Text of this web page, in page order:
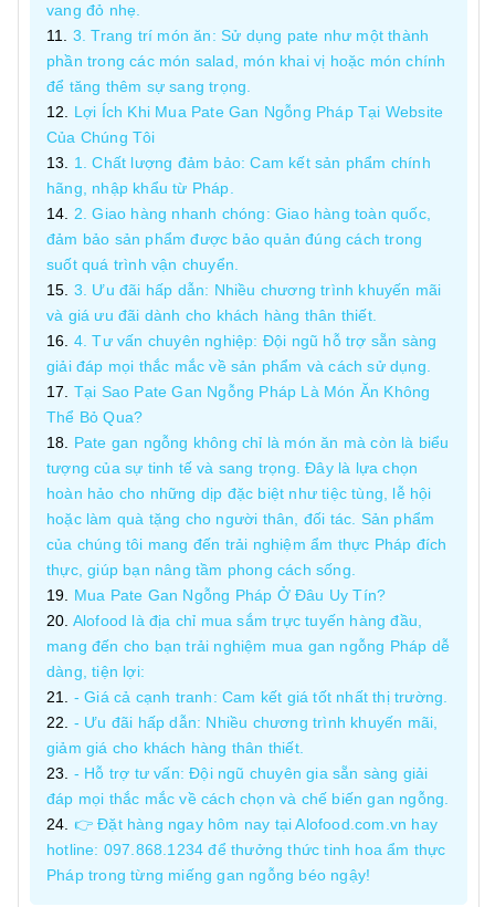
vang đỏ nhẹ.
3. Trang trí món ăn: Sử dụng pate như một thành
phần trong các món salad, món khai vị hoặc món chính
để tăng thêm sự sang trọng.
Lợi Ích Khi Mua Pate Gan Ngỗng Pháp Tại Website
Của Chúng Tôi
1. Chất lượng đảm bảo: Cam kết sản phẩm chính
hãng, nhập khẩu từ Pháp.
2. Giao hàng nhanh chóng: Giao hàng toàn quốc,
đảm bảo sản phẩm được bảo quản đúng cách trong
suốt quá trình vận chuyển.
3. Ưu đãi hấp dẫn: Nhiều chương trình khuyến mãi
và giá ưu đãi dành cho khách hàng thân thiết.
4. Tư vấn chuyên nghiệp: Đội ngũ hỗ trợ sẵn sàng
giải đáp mọi thắc mắc về sản phẩm và cách sử dụng.
Tại Sao Pate Gan Ngỗng Pháp Là Món Ăn Không
Thể Bỏ Qua?
Pate gan ngỗng không chỉ là món ăn mà còn là biểu
tượng của sự tinh tế và sang trọng. Đây là lựa chọn
hoàn hảo cho những dịp đặc biệt như tiệc tùng, lễ hội
hoặc làm quà tặng cho người thân, đối tác. Sản phẩm
của chúng tôi mang đến trải nghiệm ẩm thực Pháp đích
thực, giúp bạn nâng tầm phong cách sống.
Mua Pate Gan Ngỗng Pháp Ở Đâu Uy Tín?
Alofood là địa chỉ mua sắm trực tuyến hàng đầu,
mang đến cho bạn trải nghiệm mua gan ngỗng Pháp dễ
dàng, tiện lợi:
- Giá cả cạnh tranh: Cam kết giá tốt nhất thị trường.
- Ưu đãi hấp dẫn: Nhiều chương trình khuyến mãi,
giảm giá cho khách hàng thân thiết.
- Hỗ trợ tư vấn: Đội ngũ chuyên gia sẵn sàng giải
đáp mọi thắc mắc về cách chọn và chế biến gan ngỗng.
👉 Đặt hàng ngay hôm nay tại Alofood.com.vn hay
hotline: 097.868.1234 để thưởng thức tinh hoa ẩm thực
Pháp trong từng miếng gan ngỗng béo ngậy!